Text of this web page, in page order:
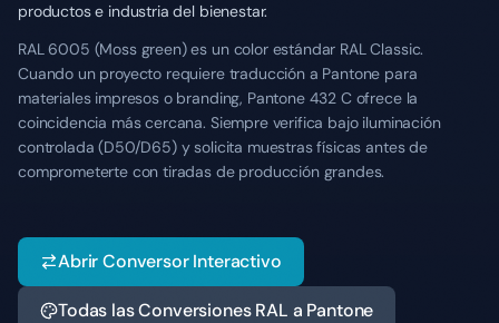
productos e industria del bienestar.
RAL 6005 (Moss green) es un color estándar RAL Classic.
Cuando un proyecto requiere traducción a Pantone para
materiales impresos o branding, Pantone 432 C ofrece la
coincidencia más cercana. Siempre verifica bajo iluminación
controlada (D50/D65) y solicita muestras físicas antes de
comprometerte con tiradas de producción grandes.
Abrir Conversor Interactivo
Todas las Conversiones RAL a Pantone